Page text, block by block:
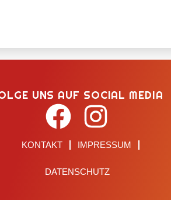
UNS AUF SOCIAL MEDIA
KONTAKT IMPRESSUM
DATENSCHUTZ